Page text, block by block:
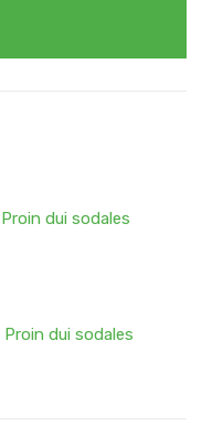
Proin dui sodales
Proin dui sodales